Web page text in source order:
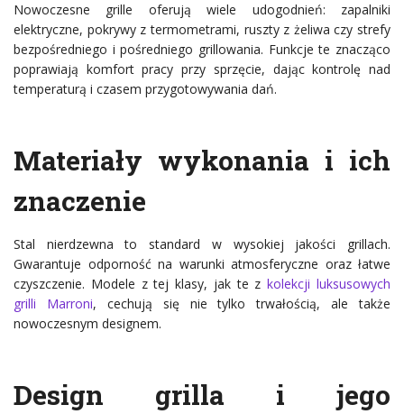
Nowoczesne grille oferują wiele udogodnień: zapalniki
elektryczne, pokrywy z termometrami, ruszty z żeliwa czy strefy
bezpośredniego i pośredniego grillowania. Funkcje te znacząco
poprawiają komfort pracy przy sprzęcie, dając kontrolę nad
temperaturą i czasem przygotowywania dań.
Materiały wykonania i ich
znaczenie
Stal nierdzewna to standard w wysokiej jakości grillach.
Gwarantuje odporność na warunki atmosferyczne oraz łatwe
czyszczenie. Modele z tej klasy, jak te zkolekcji luksusowych
grilli Marroni, cechują się nie tylko trwałością, ale także
nowoczesnym designem.
Design grilla i jego